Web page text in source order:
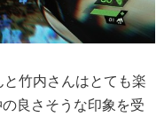
竹内さんはとても楽
良さそうな印象を受